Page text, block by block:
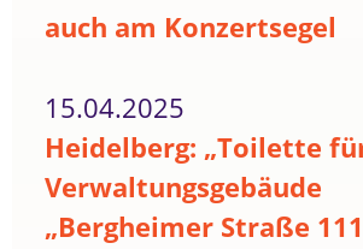
auch am Konzertsegel
15.04.2025
Heidelberg: „Toilette
Verwaltungsgebäude
„Bergheimer Straße